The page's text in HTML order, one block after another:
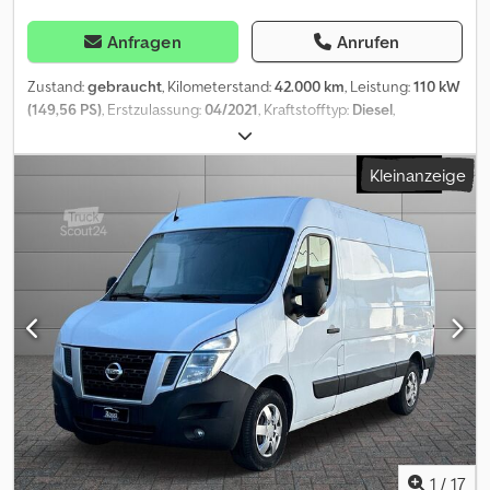
Anfragen Anrufen
Zustand:gebraucht, Kilometerstand:42.000 km, Leistung:110 kW
(149,56 PS), Erstzulassung:04/2021, Kraftstofftyp: Diesel,
, nächste Prüfung (TÜV):
Grau, Getriebetyp:mechanisch, Emissionsklasse:Euro6, Anzahl
der Sitzplätze:3, Laderaumlänge:3.400 mm, Laderaumbreite:
, Laderaumhöhe:2.000 mm, Baujahr:2021
ABS, Elektronisches Stabilitätsprogramm (ESP), Klimaanlage,
Rußfilter, Zentralverriegelung
, Sonderausstattung: Metallic-
Lackierung, Türen öffnen bis Seitenwand, Verzurrschinen im
Boden, Induktives Laden, Klima, 3-Sitzer, Ablageschale
Dachhimmel, Trittbrett, Kamera, Be- und Entlüftung Laderaum
Weitere Ausstattung: Ablagefach mit Fußraumbeleuchtung,
Ablagegalerie, Airbag Fahrerseite, Audiobedienung am Lenkrad,
Audiosystem: Radio mit CD-Player mit Bluetooth, Außenspiegel
elektr. verstell- und heizbar, Bordcomputer, Brillenhalter im
Dachhimmel integriert, Design- und Ausstattungslinie COMFORT,
Drehzahlmesser, Einparkhilfe hinten, Elektr. Bremskraftverteilung
(EBD), Fahrassistenz-Paket plus, Fahrassistenz-System:
Kleinanzeige
1 / 17